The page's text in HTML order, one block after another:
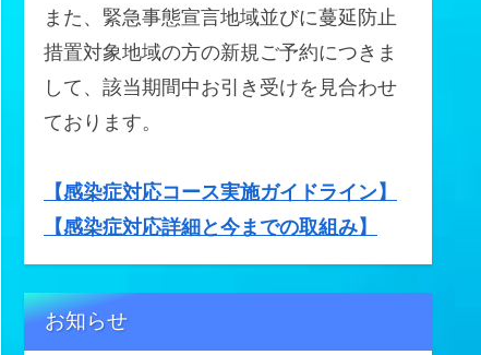
また、緊急事態宣言地域並びに蔓延防止
措置対象地域の方の新規ご予約につきま
して、該当期間中お引き受けを見合わせ
ております。
【感染症対応コース実施ガイドライン】
【感染症対応詳細と今までの取組み】
お知らせ